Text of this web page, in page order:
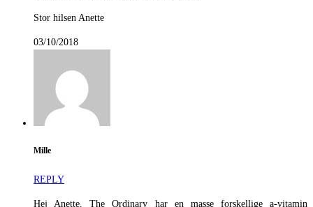
Stor hilsen Anette
03/10/2018
Mille
REPLY
Hej Anette. The Ordinary har en masse forskellige a-vitamin